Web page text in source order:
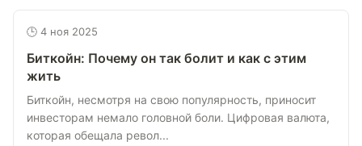
🕒 4 ноя 2025
Биткойн: Почему он так болит и как с этим
жить
Биткойн, несмотря на свою популярность, приносит
инвесторам немало головной боли. Цифровая валюта,
которая обещала револ...